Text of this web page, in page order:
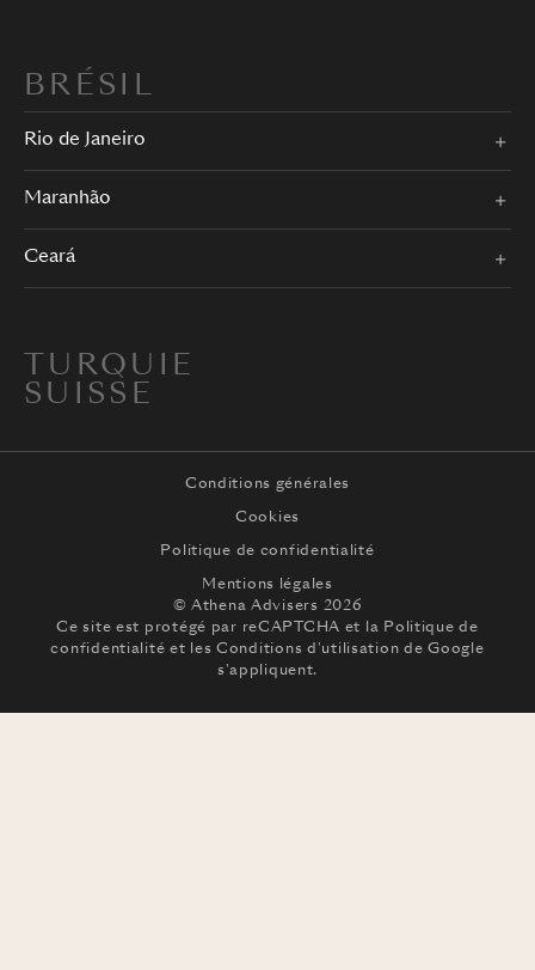
BRÉSIL
Rio de Janeiro
Maranhão
Ceará
TURQUIE
SUISSE
Conditions générales
Cookies
Politique de confidentialité
Mentions légales
© Athena Advisers 2026
Ce site est protégé par reCAPTCHA et la Politique de
confidentialité et lesConditions d'utilisation de Google
s'appliquent.